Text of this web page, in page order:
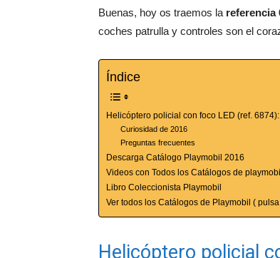
Buenas, hoy os traemos la referencia
coches patrulla y controles son el
Índice
Helicóptero policial con foco LED (ref.
Curiosidad de 2016
Preguntas frecuentes
Descarga Catálogo Playmobil 2016
Videos con Todos los Catálogos de
Libro Coleccionista Playmobil
Ver todos los Catálogos de Playmobil (
Helicóptero policial